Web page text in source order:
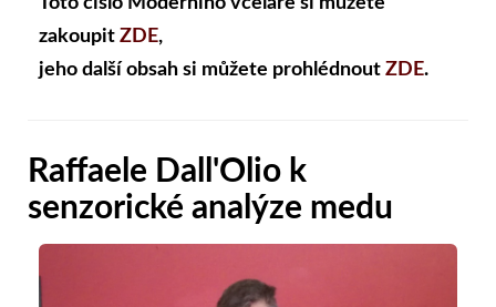
zakoupit ZDE,
jeho další obsah si můžete prohlédnout ZDE.
Raffaele Dall'Olio k
senzorické analýze medu